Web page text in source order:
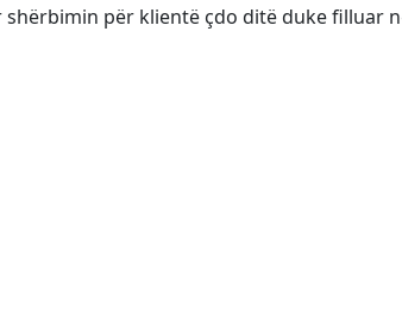
për klientë çdo ditë duke filluar